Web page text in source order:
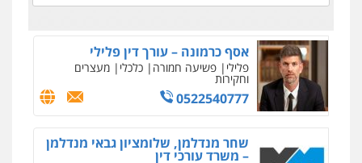
אסף כרמונה – עורך דין פלילי
פלילי פשיעה חמורה כלכלי מעצרים
וחקירות
0522540777
שחר מנדלמן, שלומציון גבאי מנדלמן
– משרד עורכי דין